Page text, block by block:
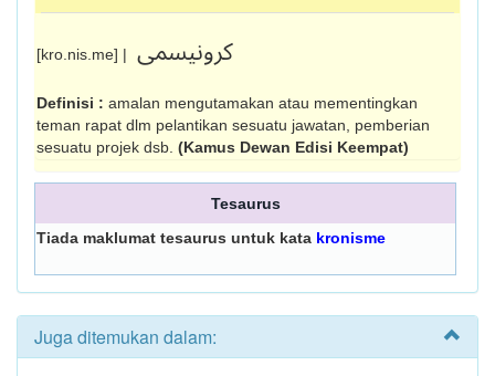
[kro.nis.me] | کرونيسمى
Definisi : amalan mengutamakan atau memen­tingkan
teman rapat dlm pelantikan sesuatu jawatan, pemberian
sesuatu projek dsb. (Kamus Dewan Edisi Keempat)
Tesaurus
Tiada maklumat tesaurus untuk kata kronisme
Juga ditemukan dalam: